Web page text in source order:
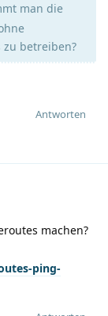
man die
zu betreiben?
Antworten
machen?
ping-